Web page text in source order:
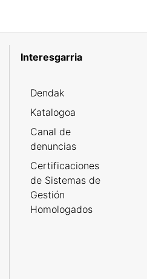
Interesgarria
Dendak
Katalogoa
Canal de
denuncias
Certificaciones
de Sistemas de
Gestión
Homologados